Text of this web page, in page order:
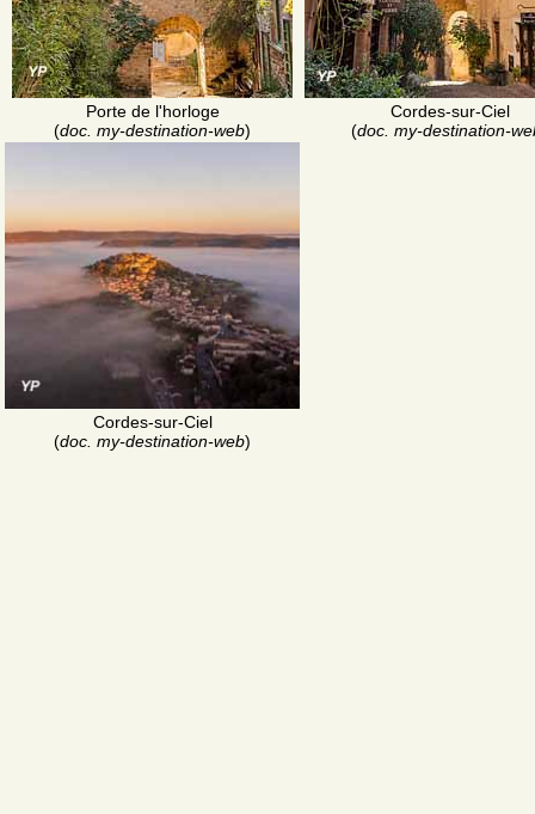
Porte de l'horloge
(doc. my-destination-web)
Cordes-sur-Ciel
(doc. my-destination-
Cordes-sur-Ciel
(doc. my-destination-web)